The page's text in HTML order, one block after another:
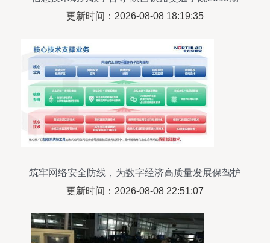
初教学检查工作顺利开展
更新时间：2026-08-08 18:19:35
筑牢网络安全防线，为数字经济高质量发展保驾护
航
更新时间：2026-08-08 22:51:07